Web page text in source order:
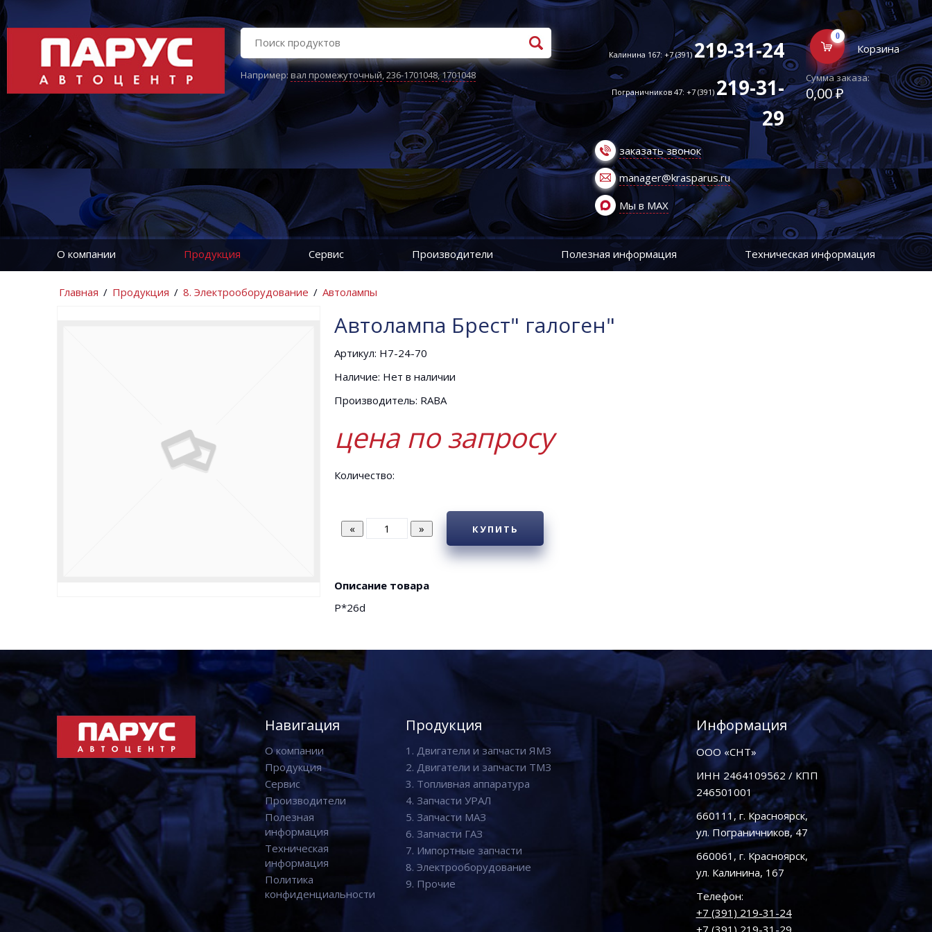
Например:вал промежуточный,236-1701048,1701048
Калинина 167: +7 (391)219-31-24
Пограничников 47: +7 (391)219-31-
29
заказать звонок
manager@krasparus.ru
Мы в MAX
0
Корзина
Сумма заказа:
0,00 ₽
О компании Продукция Сервис Производители Полезная информация Техническая информация
Главная / Продукция / 8. Электрооборудование / Автолампы
Автолампа Брест" галоген"
Артикул: Н7-24-70
Наличие: Нет в наличии
Производитель: RABA
цена по запросу
Количество:
КУПИТЬ
Описание товара
Р*26d
Навигация
О компании
Продукция
Сервис
Производители
Полезная
информация
Техническая
информация
Политика
конфиденциальности
Продукция
1. Двигатели и запчасти ЯМЗ
2. Двигатели и запчасти ТМЗ
3. Топливная аппаратура
4. Запчасти УРАЛ
5. Запчасти МАЗ
6. Запчасти ГАЗ
7. Импортные запчасти
8. Электрооборудование
9. Прочие
Информация
ООО «СНТ»
ИНН 2464109562 / КПП
246501001
660111, г. Красноярск,
ул. Пограничников, 47
660061, г. Красноярск,
ул. Калинина, 167
Телефон:
+7 (391) 219-31-24
+7 (391) 219-31-29